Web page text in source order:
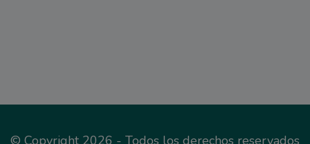
© Copyright 2026 - Todos los derechos reservados